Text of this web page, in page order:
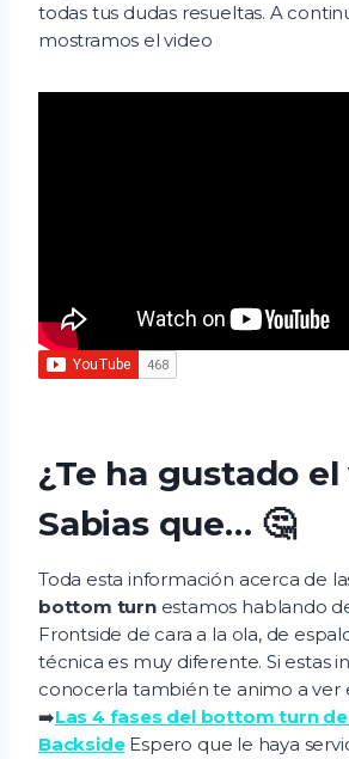
todas tus dudas resueltas. A
mostramos el video
¿Te ha gustado
Sabias que… 🤔
Toda esta información acerca de
bottom turnestamos hablando
Frontside de cara a la ola, de
técnica es muy diferente. Si estas
conocerla también te animo a ver
➡️Las 4 fases del bottom turn
BacksideEspero que le haya